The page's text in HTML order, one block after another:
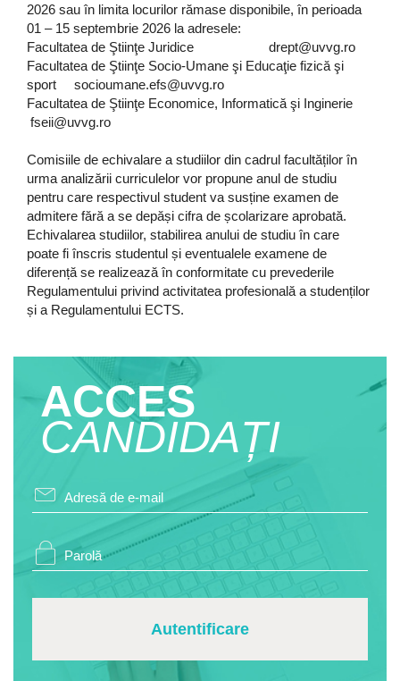
2026 sau în limita locurilor rămase disponibile, în perioada
01 – 15 septembrie 2026 la adresele:
Facultatea de Ştiinţe Juridice drept@uvvg.ro
Facultatea de Ştiinţe Socio-Umane şi Educaţie fizică şi
sport socioumane.efs@uvvg.ro
Facultatea de Ştiinţe Economice, Informatică şi Inginerie
fseii@uvvg.ro
Comisiile de echivalare a studiilor din cadrul facultăților în
urma analizării curriculelor vor propune anul de studiu
pentru care respectivul student va susține examen de
admitere fără a se depăși cifra de școlarizare aprobată.
Echivalarea studiilor, stabilirea anului de studiu în care
poate fi înscris studentul și eventualele examene de
diferență se realizează în conformitate cu prevederile
Regulamentului privind activitatea profesională a studenților
și a Regulamentului ECTS.
ACCES
CANDIDAȚI
Autentificare